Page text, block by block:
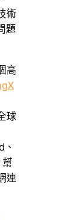
術
題
高
球
連